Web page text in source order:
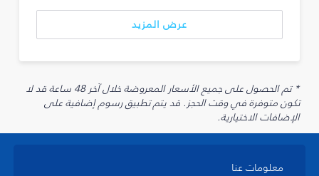
عرض المزيد
* تم الحصول على جميع الأسعار المعروضة خلال آخر 48 ساعة قد لا
تكون متوفرة في وقت الحجز. قد يتم تطبيق رسوم إضافية على
الإضافات الاختيارية.
معلومات عنا